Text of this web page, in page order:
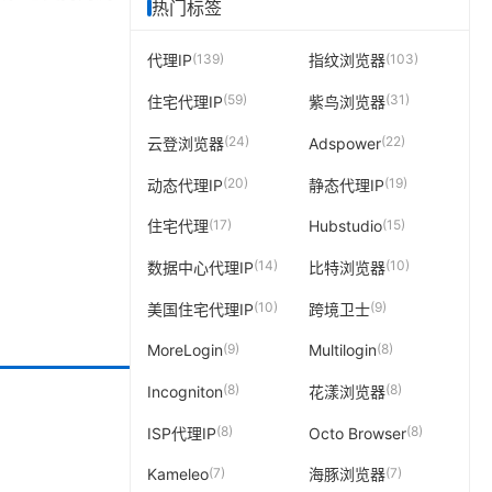
热门标签
代理IP(139) 指纹浏览器(103)
住宅代理IP(59) 紫鸟浏览器(31)
云登浏览器(24) Adspower(22)
动态代理IP(20) 静态代理IP(19)
住宅代理(17) Hubstudio(15)
数据中心代理IP(14) 比特浏览器(10)
美国住宅代理IP(10) 跨境卫士(9)
MoreLogin(9) Multilogin(8)
Incogniton(8) 花漾浏览器(8)
ISP代理IP(8) Octo Browser(8)
Kameleo(7) 海豚浏览器(7)